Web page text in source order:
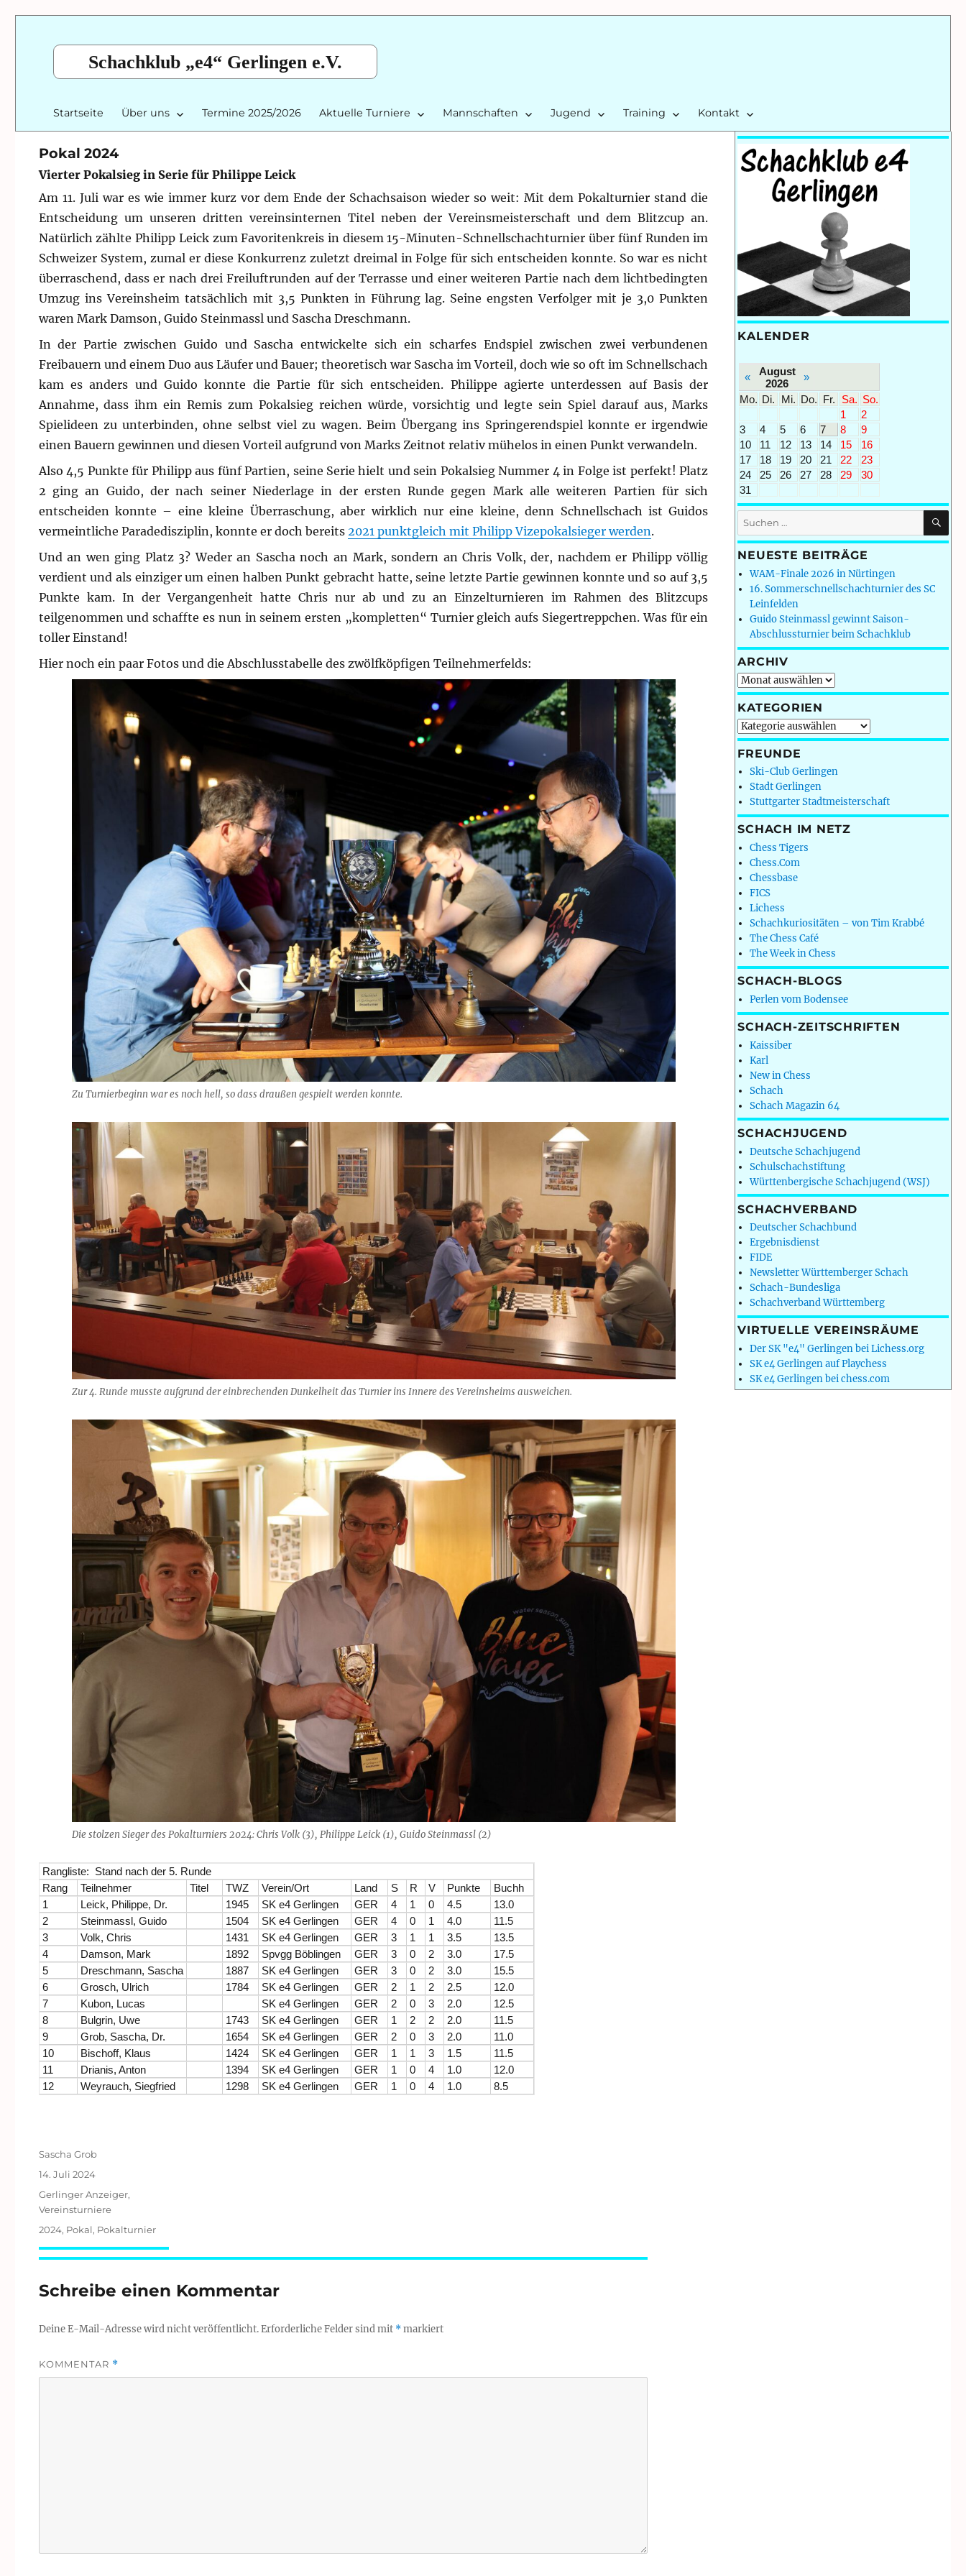
Schachklub „e4“ Gerlingen e.V.
Startseite Über uns Termine 2025/2026 Aktuelle Turniere Mannschaften Jugend Training Kontakt
Pokal 2024
Vierter Pokalsieg in Serie für Philippe Leick
Am 11. Juli war es wie immer kurz vor dem Ende der Schachsaison wieder so weit: Mit dem Pokalturnier stand die
Entscheidung um unseren dritten vereinsinternen Titel neben der Vereinsmeisterschaft und dem Blitzcup an.
Natürlich zählte Philipp Leick zum Favoritenkreis in diesem 15-Minuten-Schnellschachturnier über fünf Runden im
Schweizer System, zumal er diese Konkurrenz zuletzt dreimal in Folge für sich entscheiden konnte. So war es nicht
überraschend, dass er nach drei Freiluftrunden auf der Terrasse und einer weiteren Partie nach dem lichtbedingten
Umzug ins Vereinsheim tatsächlich mit 3,5 Punkten in Führung lag. Seine engsten Verfolger mit je 3,0 Punkten
waren Mark Damson, Guido Steinmassl und Sascha Dreschmann.
In der Partie zwischen Guido und Sascha entwickelte sich ein scharfes Endspiel zwischen zwei verbundenen
Freibauern und einem Duo aus Läufer und Bauer; theoretisch war Sascha im Vorteil, doch wie so oft im Schnellschach
kam es anders und Guido konnte die Partie für sich entscheiden. Philippe agierte unterdessen auf Basis der
Annahme, dass ihm ein Remis zum Pokalsieg reichen würde, vorsichtig und legte sein Spiel darauf aus, Marks
Spielideen zu unterbinden, ohne selbst viel zu wagen. Beim Übergang ins Springerendspiel konnte er irgendwie
einen Bauern gewinnen und diesen Vorteil aufgrund von Marks Zeitnot relativ mühelos in einen Punkt verwandeln.
Also 4,5 Punkte für Philipp aus fünf Partien, seine Serie hielt und sein Pokalsieg Nummer 4 in Folge ist perfekt! Platz
2 ging an Guido, der nach seiner Niederlage in der ersten Runde gegen Mark alle weiteren Partien für sich
entscheiden konnte – eine kleine Überraschung, aber wirklich nur eine kleine, denn Schnellschach ist Guidos
vermeintliche Paradedisziplin, konnte er doch bereits 2021 punktgleich mit Philipp Vizepokalsieger werden.
Und an wen ging Platz 3? Weder an Sascha noch an Mark, sondern an Chris Volk, der, nachdem er Philipp völlig
verdient und als einziger um einen halben Punkt gebracht hatte, seine letzte Partie gewinnen konnte und so auf 3,5
Punkte kam. In der Vergangenheit hatte Chris nur ab und zu an Einzelturnieren im Rahmen des Blitzcups
teilgenommen und schaffte es nun in seinem ersten „kompletten“ Turnier gleich aufs Siegertreppchen. Was für ein
toller Einstand!
Hier noch ein paar Fotos und die Abschlusstabelle des zwölfköpfigen Teilnehmerfelds:
Zu Turnierbeginn war es noch hell, so dass draußen gespielt werden konnte.
Zur 4. Runde musste aufgrund der einbrechenden Dunkelheit das Turnier ins Innere des Vereinsheims ausweichen.
Die stolzen Sieger des Pokalturniers 2024: Chris Volk (3), Philippe Leick (1), Guido Steinmassl (2)
Rangliste: Stand nach der 5. Runde
Rang
Teilnehmer Titel TWZ Verein/Ort Land S R V Punkte
Buchh
1
Leick, Philippe, Dr. 1945 SK e4 Gerlingen GER 4 1 0 4.5
13.0
2
Steinmassl, Guido 1504 SK e4 Gerlingen GER 4 0 1 4.0
11.5
3
Volk, Chris 1431 SK e4 Gerlingen GER 3 1 1 3.5
13.5
4
Damson, Mark 1892 Spvgg Böblingen GER 3 0 2 3.0
17.5
5
Dreschmann, Sascha 1887 SK e4 Gerlingen GER 3 0 2 3.0
15.5
6
Grosch, Ulrich 1784 SK e4 Gerlingen GER 2 1 2 2.5
12.0
7
Kubon, Lucas SK e4 Gerlingen GER 2 0 3 2.0
12.5
8
Bulgrin, Uwe 1743 SK e4 Gerlingen GER 1 2 2 2.0
11.5
9
Grob, Sascha, Dr. 1654 SK e4 Gerlingen GER 2 0 3 2.0
11.0
10
Bischoff, Klaus 1424 SK e4 Gerlingen GER 1 1 3 1.5
11.5
11
Drianis, Anton 1394 SK e4 Gerlingen GER 1 0 4 1.0
12.0
12
Weyrauch, Siegfried 1298 SK e4 Gerlingen GER 1 0 4 1.0 8.5
Autor
Sascha Grob
Veröffentlicht
14. Juli 2024
Kategorien
Gerlinger Anzeiger,
Vereinsturniere
Schlagwörter
2024, Pokal, Pokalturnier
Schreibe einen Kommentar
Deine E-Mail-Adresse wird nicht veröffentlicht. Erforderliche Felder sind mit *markiert
KOMMENTAR *
KALENDER
«
August
2026
»
Mo. Di. Mi. Do. Fr. Sa. So.
1
2
3
4 5 6 7 8
9
10
11 12 13 14 15
16
17
18 19 20 21 22
23
24
25 26 27 28 29
30
31
Suchen
nach:
NEUESTE BEITRÄGE
WAM-Finale 2026 in Nürtingen
16. Sommerschnellschachturnier des SC
Leinfelden
Guido Steinmassl gewinnt Saison-
Abschlussturnier beim Schachklub
ARCHIV
Archiv
KATEGORIEN
Kategorien
FREUNDE
Ski-Club Gerlingen
Stadt Gerlingen
Stuttgarter Stadtmeisterschaft
SCHACH IM NETZ
Chess Tigers
Chess.Com
Chessbase
FICS
Lichess
Schachkuriositäten – von Tim Krabbé
The Chess Café
The Week in Chess
SCHACH-BLOGS
Perlen vom Bodensee
SCHACH-ZEITSCHRIFTEN
Kaissiber
Karl
New in Chess
Schach
Schach Magazin 64
SCHACHJUGEND
Deutsche Schachjugend
Schulschachstiftung
Württenbergische Schachjugend (WSJ)
SCHACHVERBAND
Deutscher Schachbund
Ergebnisdienst
FIDE
Newsletter Württemberger Schach
Schach-Bundesliga
Schachverband Württemberg
VIRTUELLE VEREINSRÄUME
Der SK "e4" Gerlingen bei Lichess.org
SK e4 Gerlingen auf Playchess
SK e4 Gerlingen bei chess.com